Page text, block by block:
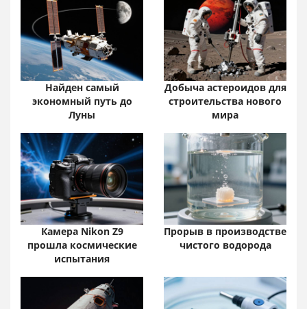
Найден самый
экономный путь до
Луны
Добыча астероидов для
строительства нового
мира
Камера Nikon Z9
прошла космические
испытания
Прорыв в производстве
чистого водорода